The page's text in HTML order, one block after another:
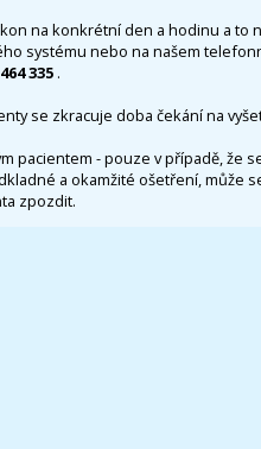
na konkrétní den a hodinu a to
systému nebo na našem
335 .
se zkracuje doba čekání na
- pouze v případě, že
a okamžité ošetření, může
zpozdit.